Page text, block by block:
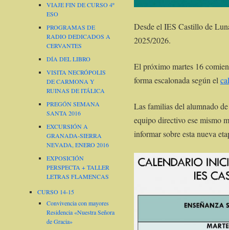
Desde el IES Castillo de
2025/2026.
El próximo martes 16
forma escalonada según el
Las familias del alumnado
equipo directivo ese mismo
informar sobre esta nueva
VIAJE FIN DE CURSO 4º
ESO
PROGRAMAS DE
RADIO DEDICADOS A
CERVANTES
DÍA DEL LIBRO
VISITA NECRÓPOLIS
DE CARMONA Y
RUINAS DE ITÁLICA
PREGÓN SEMANA
SANTA 2016
EXCURSIÓN A
GRANADA-SIERRA
NEVADA, ENERO 2016
EXPOSICIÓN
PERSPECTA + TALLER
LETRAS FLAMENCAS
CURSO 14-15
Convivencia con mayores
Residencia «Nuestra Señora
de Gracia»